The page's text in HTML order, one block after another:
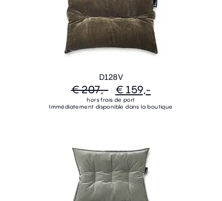
D128V
€ 207,- € 159,-
hors frais de port
Immédiatement disponible dans la boutique